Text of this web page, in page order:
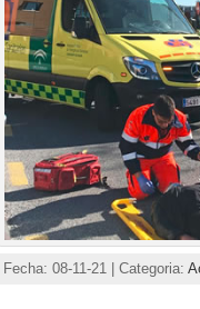
Fecha: 08-11-21 | Categoria: